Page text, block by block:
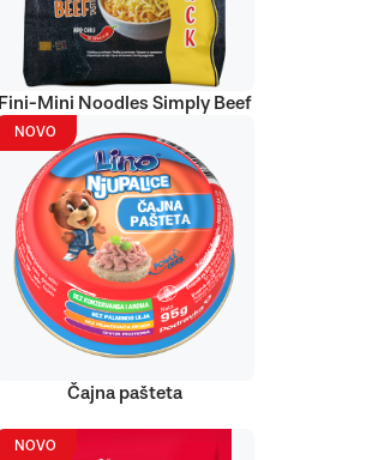
Fini-Mini Noodles Simply Beef
NOVO
Čajna pašteta
NOVO